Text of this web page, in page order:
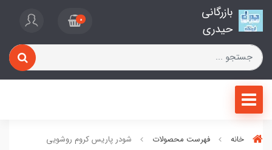
بازرگانی
حیدری
0
خانه فهرست محصولات شودر پاریس کروم روشویی